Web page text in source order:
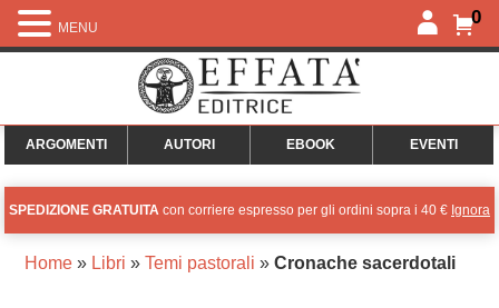
0
ARGOMENTI AUTORI EBOOK EVENTI
SPEDIZIONE GRATUITA con corriere espresso per gli ordini sopra i 40 € Ignora
Home» Libri » Temi pastorali » Cronache sacerdotali
MENU